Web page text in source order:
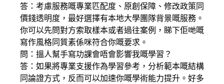
答：考慮服務嘅專業匹配度、原創保障、修改政策同
價錢透明度，最好選擇有本地大學團隊背景嘅服務。
你可以先問對方索取樣本或者過往案例，睇下佢哋嘅
寫作風格同質素係咪符合你嘅要求。
問：搵人幫手寫功課會唔會影響我嘅學習？
答：如果將專業支援作為學習參考，分析範本嘅結構
同論證方式，反而可以加速你嘅學術能力提升。好多